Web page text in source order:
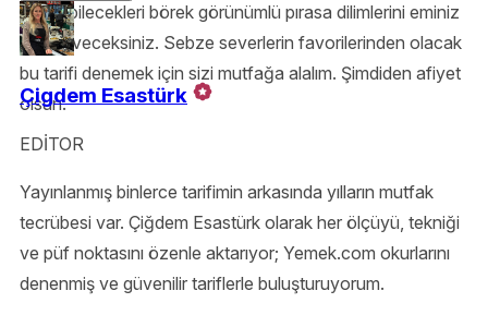
tüketebilecekleri börek görünümlü pırasa dilimlerini eminiz
çok seveceksiniz. Sebze severlerin favorilerinden olacak
bu tarifi denemek için sizi mutfağa alalım. Şimdiden afiyet
olsun.
Çigdem Esastürk
EDİTOR
Yayınlanmış binlerce tarifimin arkasında yılların mutfak
tecrübesi var. Çiğdem Esastürk olarak her ölçüyü, tekniği
ve püf noktasını özenle aktarıyor; Yemek.com okurlarını
denenmiş ve güvenilir tariflerle buluşturuyorum.